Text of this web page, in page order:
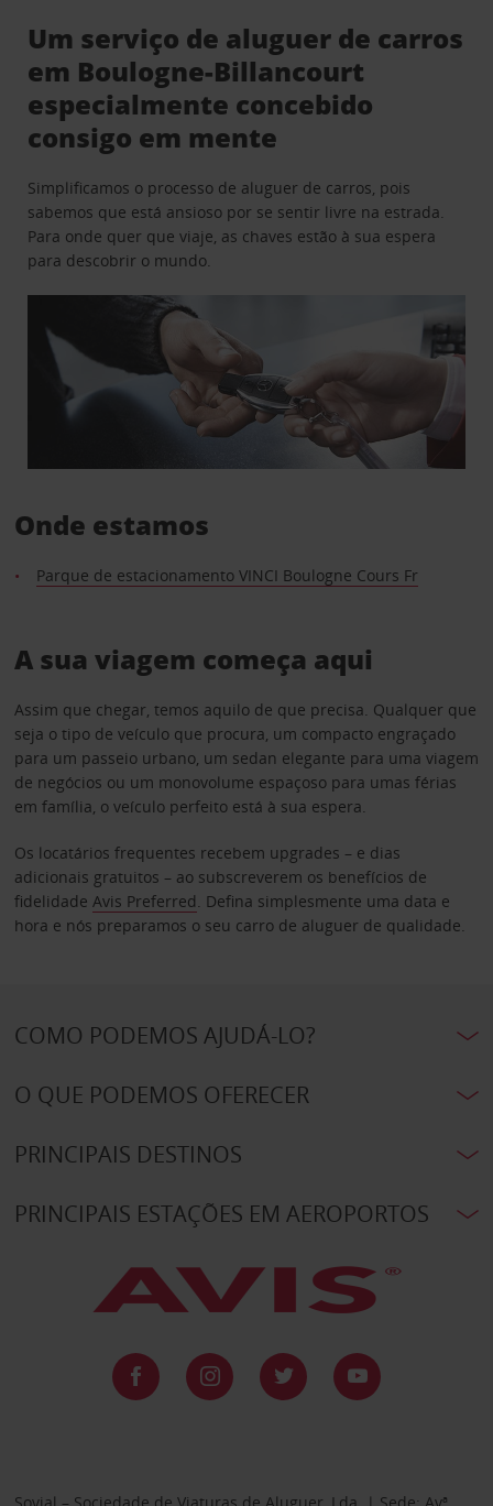
Um serviço de aluguer de carros
em Boulogne-Billancourt
especialmente concebido
consigo em mente
Simplificamos o processo de aluguer de carros, pois
sabemos que está ansioso por se sentir livre na estrada.
Para onde quer que viaje, as chaves estão à sua espera
para descobrir o mundo.
Onde estamos
Parque de estacionamento VINCI Boulogne Cours Fr
A sua viagem começa aqui
Assim que chegar, temos aquilo de que precisa. Qualquer que
seja o tipo de veículo que procura, um compacto engraçado
para um passeio urbano, um sedan elegante para uma viagem
de negócios ou um monovolume espaçoso para umas férias
em família, o veículo perfeito está à sua espera.
Os locatários frequentes recebem upgrades – e dias
adicionais gratuitos – ao subscreverem os benefícios de
fidelidade Avis Preferred. Defina simplesmente uma data e
hora e nós preparamos o seu carro de aluguer de qualidade.
COMO PODEMOS AJUDÁ-LO?
O QUE PODEMOS OFERECER
PRINCIPAIS DESTINOS
PRINCIPAIS ESTAÇÕES EM AEROPORTOS